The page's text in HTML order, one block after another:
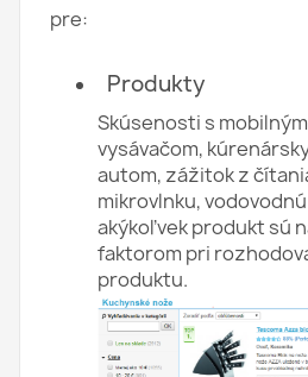
pre:
Produkty
Skúsenosti s
vysávačom,
autom, zážitok z
mikrovlnku,
akýkoľvek produkt sú
faktorom pri
produktu.